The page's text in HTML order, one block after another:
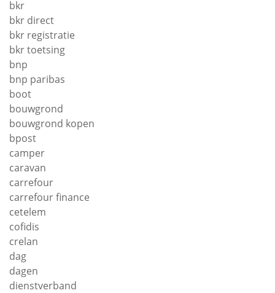
bkr
bkr direct
bkr registratie
bkr toetsing
bnp
bnp paribas
boot
bouwgrond
bouwgrond kopen
bpost
camper
caravan
carrefour
carrefour finance
cetelem
cofidis
crelan
dag
dagen
dienstverband